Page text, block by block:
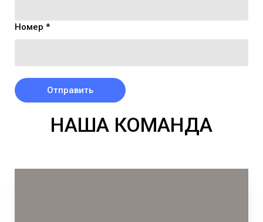
Номер *
Отправить
НАША КОМАНДА